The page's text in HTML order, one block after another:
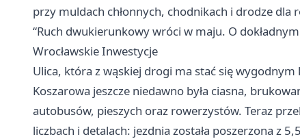
przy muldach chłonnych, chodnikach i drodze dla
“Ruch dwukierunkowy wróci w maju. O
Wrocławskie Inwestycje
Ulica, która z wąskiej drogi ma stać się
Koszarowa jeszcze niedawno była ciasna,
autobusów, pieszych oraz rowerzystów. Teraz
liczbach i detalach: jezdnia została poszerzona z